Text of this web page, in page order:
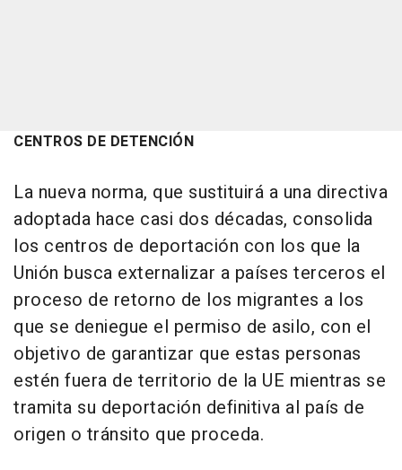
CENTROS DE DETENCIÓN
La nueva norma, que sustituirá a una directiva
adoptada hace casi dos décadas, consolida
los centros de deportación con los que la
Unión busca externalizar a países terceros el
proceso de retorno de los migrantes a los
que se deniegue el permiso de asilo, con el
objetivo de garantizar que estas personas
estén fuera de territorio de la UE mientras se
tramita su deportación definitiva al país de
origen o tránsito que proceda.